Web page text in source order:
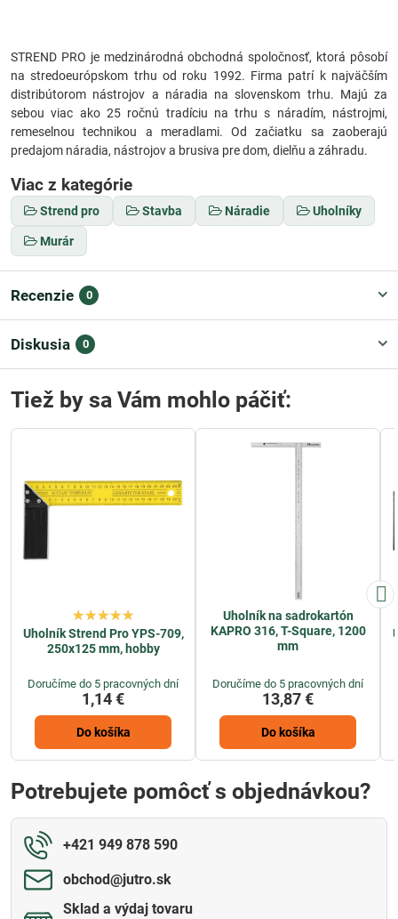
STREND PRO je medzinárodná obchodná spoločnosť, ktorá pôsobí
na stredoeurópskom trhu od roku 1992. Firma patrí k najväčším
distribútorom nástrojov a náradia na slovenskom trhu. Majú za
sebou viac ako 25 ročnú tradíciu na trhu s náradím, nástrojmi,
remeselnou technikou a meradlami. Od začiatku sa zaoberajú
predajom náradia, nástrojov a brusiva pre dom, dielňu a záhradu.
Viac z kategórie
Strend pro Stavba Náradie Uholníky
Murár
Recenzie 0
Diskusia 0
Tiež by sa Vám mohlo páčiť:
Uholník Strend Pro YPS-709,
250x125 mm, hobby
Doručíme do 5 pracovných dní
1,14 €
Do košíka
Uholník na sadrokartón
KAPRO 316, T-Square, 1200
mm
Doručíme do 5 pracovných dní
13,87 €
Do košíka
Potrebujete pomôcť s objednávkou?
+421 949 878 590
obchod​@jutro​.sk
Sklad a výdaj tovaru